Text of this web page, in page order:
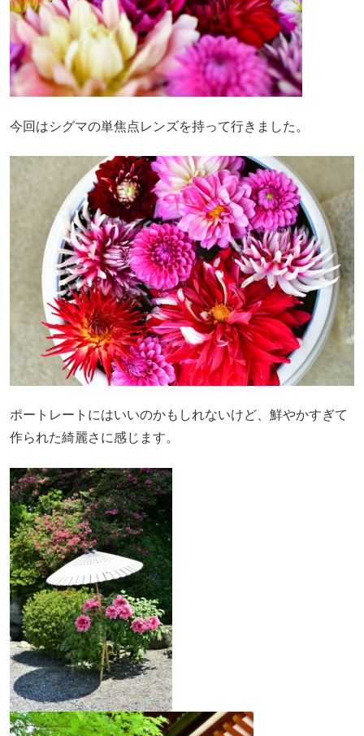
今回はシグマの単焦点レンズを持って行きました。
ポートレートにはいいのかもしれないけど、鮮やかすぎて
作られた綺麗さに感じます。